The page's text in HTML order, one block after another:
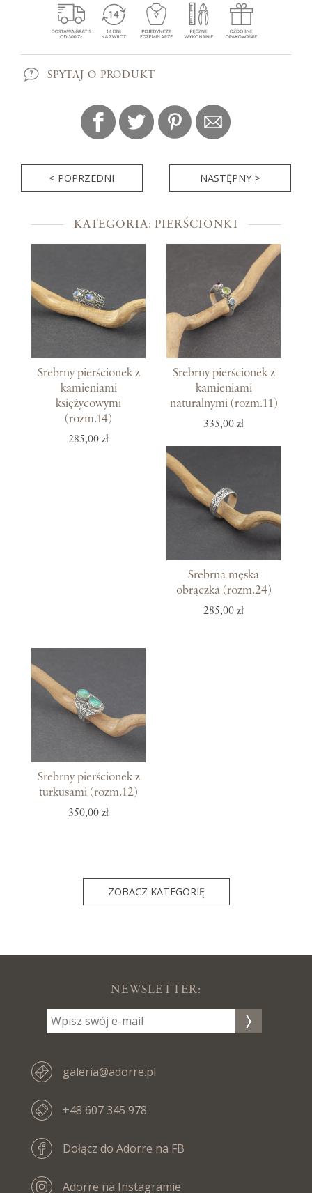
SPYTAJ O PRODUKT
< POPRZEDNI NASTĘPNY >
KATEGORIA: PIERŚCIONKI
Srebrny pierścionek z
kamieniami
księżycowymi
(rozm.14)
285,00 zł
Srebrny pierścionek z
kamieniami
naturalnymi (rozm.11)
335,00 zł
Srebrna męska
obrączka (rozm.24)
285,00 zł
Srebrny pierścionek z
turkusami (rozm.12)
350,00 zł
ZOBACZ KATEGORIĘ
NEWSLETTER:
galeria@adorre.pl
+48 607 345 978
Dołącz do Adorre na FB
Adorre na Instagramie